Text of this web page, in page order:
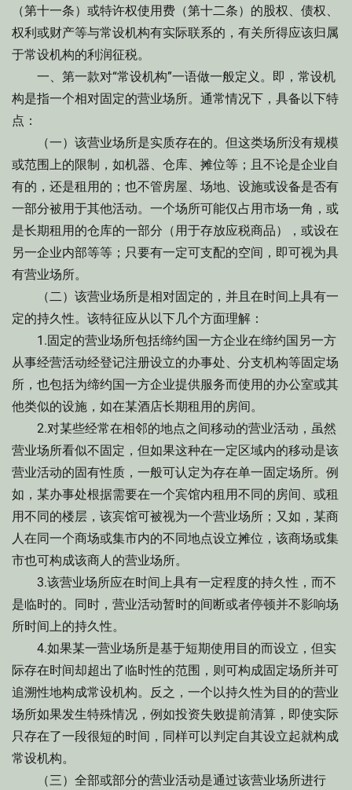
（第十一条）或特许权使用费（第十二条）的股权、债权、
权利或财产等与常设机构有实际联系的，有关所得应该归属
于常设机构的利润征税。
一、第一款对“常设机构”一语做一般定义。即，常设机
构是指一个相对固定的营业场所。通常情况下，具备以下特
点：
（一）该营业场所是实质存在的。但这类场所没有规模
或范围上的限制，如机器、仓库、摊位等；且不论是企业自
有的，还是租用的；也不管房屋、场地、设施或设备是否有
一部分被用于其他活动。一个场所可能仅占用市场一角，或
是长期租用的仓库的一部分（用于存放应税商品），或设在
另一企业内部等等；只要有一定可支配的空间，即可视为具
有营业场所。
（二）该营业场所是相对固定的，并且在时间上具有一
定的持久性。该特征应从以下几个方面理解：
1.固定的营业场所包括缔约国一方企业在缔约国另一方
从事经营活动经登记注册设立的办事处、分支机构等固定场
所，也包括为缔约国一方企业提供服务而使用的办公室或其
他类似的设施，如在某酒店长期租用的房间。
2.对某些经常在相邻的地点之间移动的营业活动，虽然
营业场所看似不固定，但如果这种在一定区域内的移动是该
营业活动的固有性质，一般可认定为存在单一固定场所。例
如，某办事处根据需要在一个宾馆内租用不同的房间、或租
用不同的楼层，该宾馆可被视为一个营业场所；又如，某商
人在同一个商场或集市内的不同地点设立摊位，该商场或集
市也可构成该商人的营业场所。
3.该营业场所应在时间上具有一定程度的持久性，而不
是临时的。同时，营业活动暂时的间断或者停顿并不影响场
所时间上的持久性。
4.如果某一营业场所是基于短期使用目的而设立，但实
际存在时间却超出了临时性的范围，则可构成固定场所并可
追溯性地构成常设机构。反之，一个以持久性为目的的营业
场所如果发生特殊情况，例如投资失败提前清算，即使实际
只存在了一段很短的时间，同样可以判定自其设立起就构成
常设机构。
（三）全部或部分的营业活动是通过该营业场所进行